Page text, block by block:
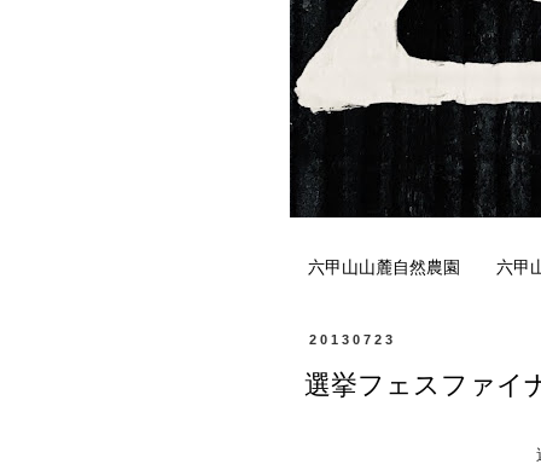
六甲山山麓自然農園 六甲
20130723
選挙フェスファイ